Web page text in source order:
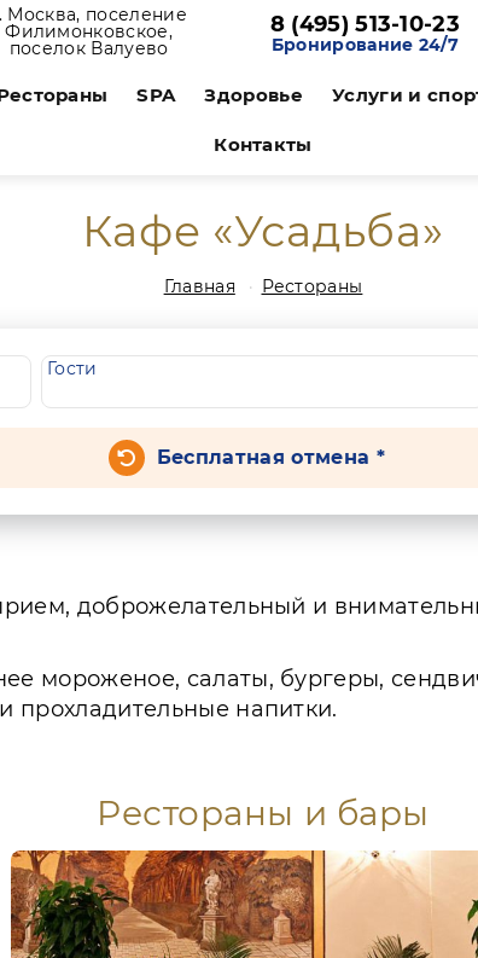
Москва, поселение
Филимонковское,
поселок Валуево
8 (495) 513-10-23
Бронирование 24/7
SPA Здоровье Услуги и
Контакты
Кафе «Усадьба»
Главная Рестораны
Гости
Бесплатная отмена *
доброжелательный и
мороженое, салаты, бургеры,
прохладительные напитки.
Рестораны и бары